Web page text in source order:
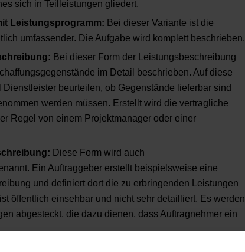
sich in Teilleistungen gliedert.
Leistungsprogramm: Bei dieser Variante ist die
umfassender. Die Aufgabe wird komplett beschrieben.
Bei dieser Form der Leistungsbeschreibung
im Detail beschrieben. Auf diese
beurteilen, ob Gegenstände lieferbar sind
werden müssen. Erstellt wird die vertragliche
Regel von einem Projektmanager oder einer
Diese Form wird auch
Ein Auftraggeber erstellt beispielsweise eine
und definiert dort die zu erbringenden Leistungen
öffentlich einsehbar und nicht sehr detailliert. Es werden
abgesteckt, die dazu dienen, dass Auftragnehmer ein